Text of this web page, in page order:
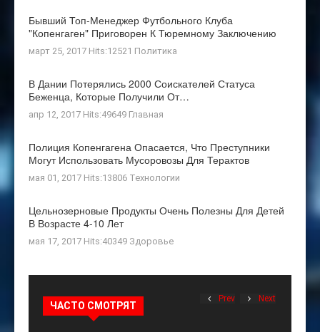
Бывший Топ-Менеджер Футбольного Клуба
"Копенгаген" Приговорен К Тюремному Заключению
март 25, 2017 Hits:12521 Политика
В Дании Потерялись 2000 Соискателей Статуса
Беженца, Которые Получили От…
апр 12, 2017 Hits:49649 Главная
Полиция Копенгагена Опасается, Что Преступники
Могут Использовать Мусоровозы Для Терактов
мая 01, 2017 Hits:13806 Технологии
Цельнозерновые Продукты Очень Полезны Для Детей
В Возрасте 4-10 Лет
мая 17, 2017 Hits:40349 Здоровье
ЧАСТО СМОТРЯТ
Prev Next